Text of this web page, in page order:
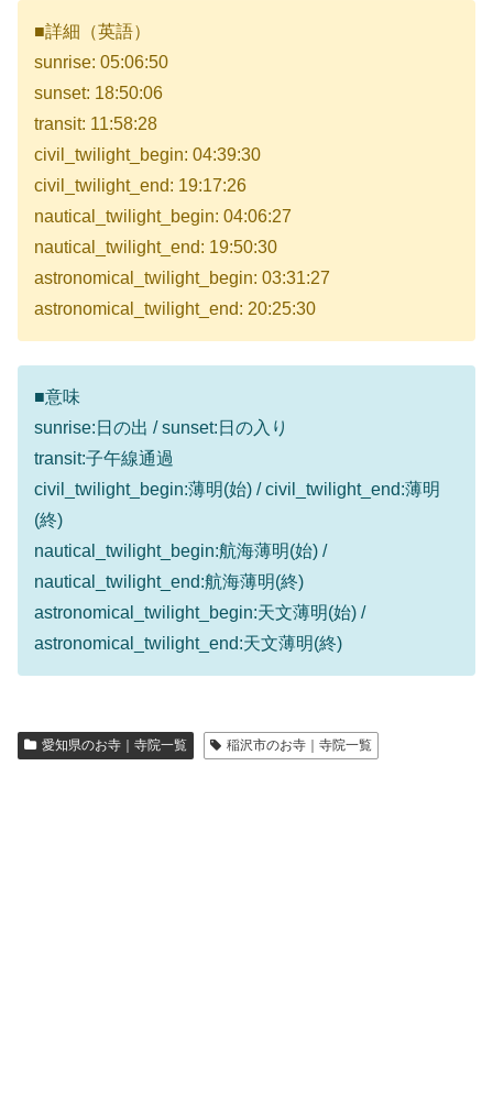
■詳細（英語）
sunrise: 05:06:50
sunset: 18:50:06
transit: 11:58:28
civil_twilight_begin: 04:39:30
civil_twilight_end: 19:17:26
nautical_twilight_begin: 04:06:27
nautical_twilight_end: 19:50:30
astronomical_twilight_begin: 03:31:27
astronomical_twilight_end: 20:25:30
■意味
sunrise:日の出 / sunset:日の入り
transit:子午線通過
civil_twilight_begin:薄明(始) / civil_twilight_end:薄明
(終)
nautical_twilight_begin:航海薄明(始) /
nautical_twilight_end:航海薄明(終)
astronomical_twilight_begin:天文薄明(始) /
astronomical_twilight_end:天文薄明(終)
愛知県のお寺｜寺院一覧 稲沢市のお寺｜寺院一覧